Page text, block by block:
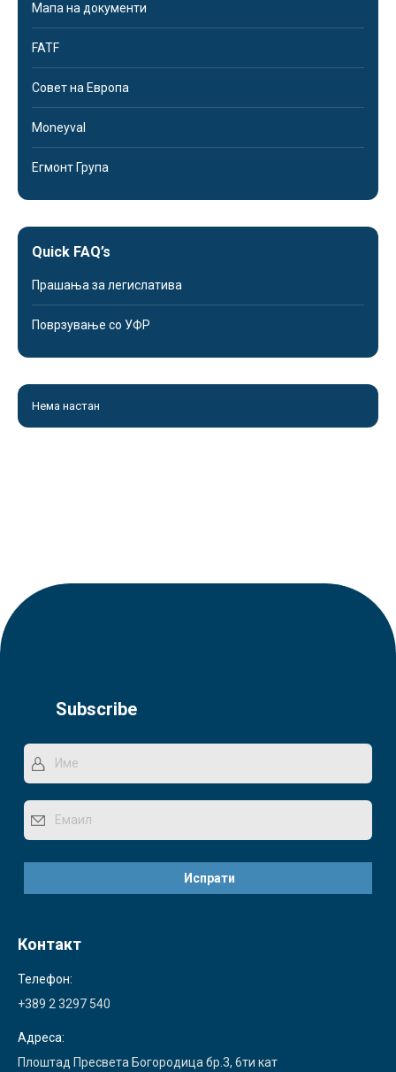
Мапа на документи
FATF
Совет на Европа
Moneyval
Егмонт Група
Quick FAQ’s
Прашања за легислатива
Поврзување со УФР
Нема настан
Subscribe
Контакт
Телефон:
+389 2 3297 540
Адреса:
Плоштад Пресвета Богородица бр.3, 6ти кат